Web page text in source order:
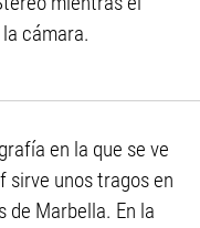
cámara.
en la que se ve
sirve unos tragos en
de Marbella. En la